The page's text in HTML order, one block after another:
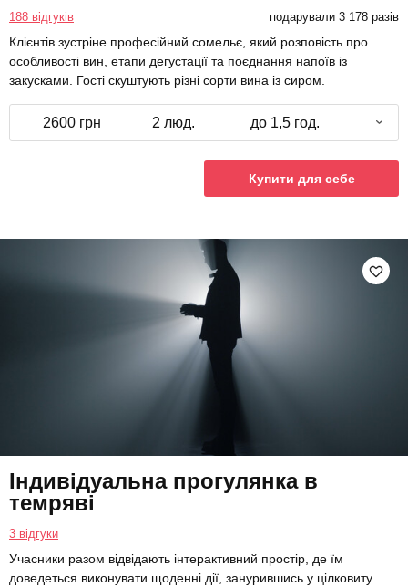
188 відгуків подарували 3 178 разів
Клієнтів зустріне професійний сомельє, який розповість про
особливості вин, етапи дегустації та поєднання напоїв із
закусками. Гості скуштують різні сорти вина із сиром.
2600 грн 2 люд. до 1,5 год.
Купити для себе
Індивідуальна прогулянка в
темряві
3 відгуки
Учасники разом відвідають інтерактивний простір, де їм
доведеться виконувати щоденні дії, занурившись у цілковиту